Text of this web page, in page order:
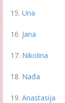
Una
Jana
Nikolina
Nađa
Anastasija